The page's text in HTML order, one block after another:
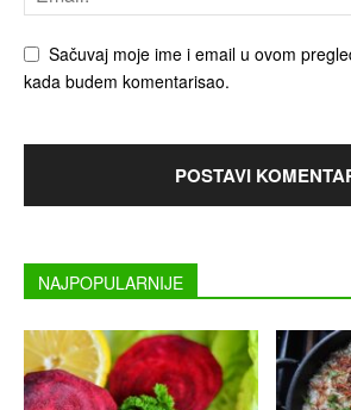
Sačuvaj moje ime i email u ovom
kada budem komentarisao.
NAJPOPULARNIJE